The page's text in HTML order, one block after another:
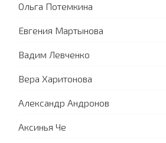
Ольга Потемкина
Евгения Мартынова
Вадим Левченко
Вера Харитонова
Александр Андронов
Аксинья Че